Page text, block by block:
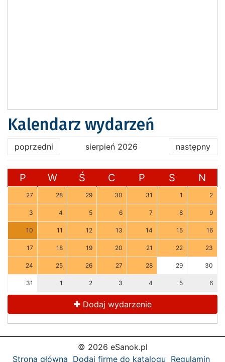
Kalendarz wydarzeń
poprzedni sierpień 2026 następny
P W Ś C P S N
27 28 29 30 31 1 2
3 4 5 6 7 8 9
10 11 12 13 14 15 16
17 18 19 20 21 22 23
24 25 26 27 28 29 30
31 1 2 3 4 5 6
Dodaj wydarzenie
© 2026 eSanok.pl
Strona główna Dodaj firmę do katalogu Regulamin